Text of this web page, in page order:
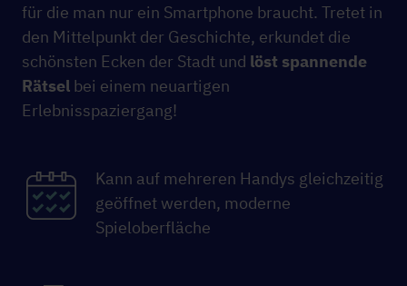
für die man nur ein Smartphone braucht. Tretet in
den Mittelpunkt der Geschichte, erkundet die
schönsten Ecken der Stadt und löst spannende
Rätsel bei einem neuartigen
Erlebnisspaziergang!
Kann auf mehreren Handys gleichzeitig
geöffnet werden, moderne
Spieloberfläche